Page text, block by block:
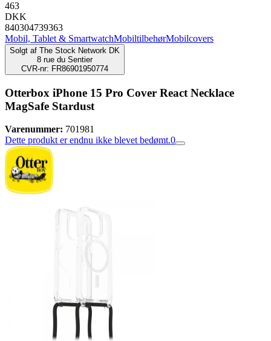
463
DKK
840304739363
Mobil, Tablet & SmartwatchMobiltilbehørMobilcovers
Solgt af The Stock Network DK
8 rue du Sentier
CVR-nr: FR86901950774
Otterbox iPhone 15 Pro Cover React Necklace
MagSafe Stardust
Varenummer: 701981
Dette produkt er endnu ikke blevet bedømt.0